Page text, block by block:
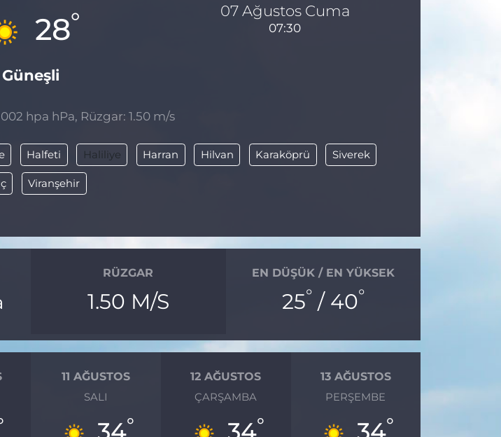
28°
Güneşli
07 Ağustos Cuma
07:30
hpa hPa, Rüzgar: 1.50 m/s
Halfeti Haliliye Harran Hilvan Karaköprü Siverek
Viranşehir
RÜZGAR
1.50 M/S
EN DÜŞÜK / EN YÜKSEK
25°/ 40°
11 AĞUSTOS
SALI
34°
12 AĞUSTOS
ÇARŞAMBA
34°
13 AĞUSTOS
PERŞEMBE
34°